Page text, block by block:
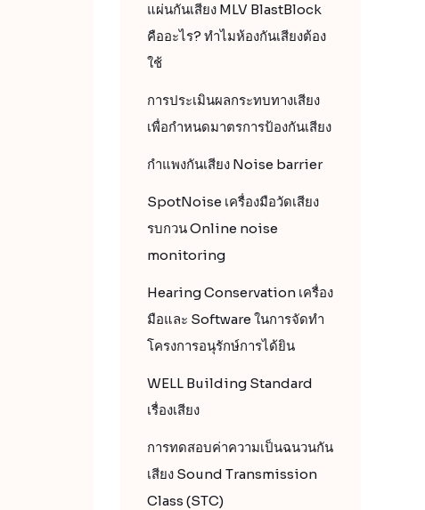
แผ่นกันเสียง MLV BlastBlock
คืออะไร? ทำไมห้องกันเสียงต้อง
ใช้
การประเมินผลกระทบทางเสียง
เพื่อกำหนดมาตรการป้องกันเสียง
กำแพงกันเสียง Noise barrier
SpotNoise เครื่องมือวัดเสียง
รบกวน Online noise
monitoring
Hearing Conservation เครื่อง
มือและ Software ในการจัดทำ
โครงการอนุรักษ์การได้ยิน
WELL Building Standard
เรื่องเสียง
การทดสอบค่าความเป็นฉนวนกัน
เสียง Sound Transmission
Class (STC)